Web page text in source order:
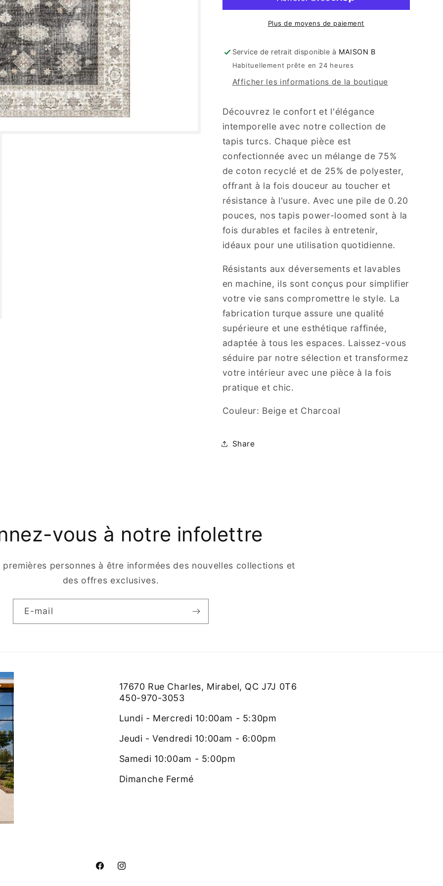
Plus de moyens de paiement
Service de retrait disponible à MAISON B
Habituellement prête en 24 heures
Afficher les informations de la boutique
Découvrez le confort et l'élégance
intemporelle avec notre collection de
tapis turcs. Chaque pièce est
confectionnée avec un mélange de 75%
de coton recyclé et de 25% de polyester,
offrant à la fois douceur au toucher et
résistance à l'usure. Avec une pile de 0.20
pouces, nos tapis power-loomed sont à la
fois durables et faciles à entretenir,
idéaux pour une utilisation quotidienne.
Résistants aux déversements et lavables
en machine, ils sont conçus pour simplifier
votre vie sans compromettre le style. La
fabrication turque assure une qualité
supérieure et une esthétique raffinée,
adaptée à tous les espaces. Laissez-vous
séduire par notre sélection et transformez
votre intérieur avec une pièce à la fois
pratique et chic.
Couleur: Beige et Charcoal
Share
vous à notre infolettre
personnes à être informées des nouvelles collections et
des offres exclusives.
E-mail
17670 Rue Charles, Mirabel, QC J7J 0T6
450-970-3053
Lundi - Mercredi 10:00am - 5:30pm
Jeudi - Vendredi 10:00am - 6:00pm
Samedi 10:00am - 5:00pm
Dimanche Fermé
FacebookInstagram